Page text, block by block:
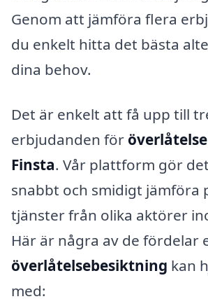
Genom att jämföra flera
du enkelt hitta det bästa
dina behov.
Det är enkelt att få upp till
erbjudanden för
Finsta. Vår plattform gör
snabbt och smidigt jämföra
tjänster från olika aktörer
Här är några av de fördelar
överlåtelsebesiktning kan
med: